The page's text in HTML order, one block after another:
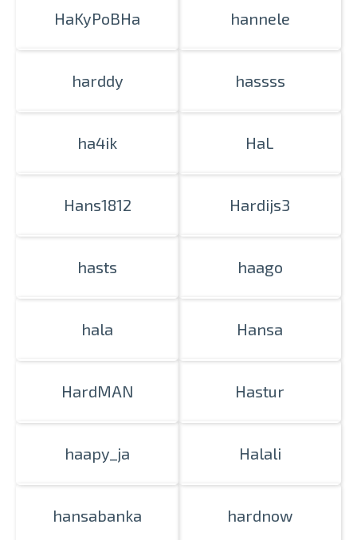
HaKyPoBHa hannele
harddy hassss
ha4ik HaL
Hans1812 Hardijs3
hasts haago
hala Hansa
HardMAN Hastur
haapy_ja Halali
hansabanka hardnow